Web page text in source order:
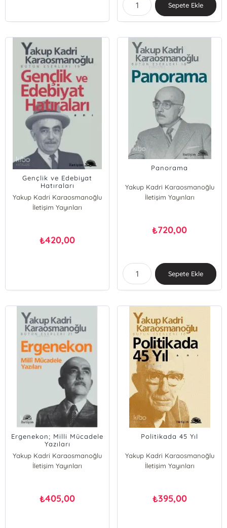
Sepete Ekle
Gençlik ve Edebiyat
Hatıraları
Yakup Kadri Karaosmanoğlu
İletişim Yayınları
₺420,00
Panorama
Yakup Kadri Karaosmanoğlu
İletişim Yayınları
₺720,00
Sepete Ekle
Ergenekon; Milli Mücadele
Yazıları
Yakup Kadri Karaosmanoğlu
İletişim Yayınları
₺405,00
Politikada 45 Yıl
Yakup Kadri Karaosmanoğlu
İletişim Yayınları
₺395,00